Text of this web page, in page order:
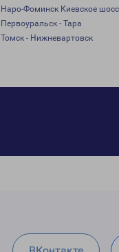
Наро-Фоминск Киевское
Первоуральск - Тара
Томск - Нижневартовск